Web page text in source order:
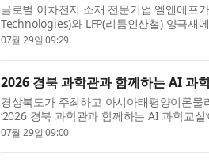
글로벌 이차전지 소재 전문기업 엘앤에프
Technologies)와 LFP(리튬인산철) 양극재
은 미국을 중심으로 배터리 소재의 원산지
07월 29일 09:29
2026 경북 과학관과 함께하는 AI 과
경상북도가 주최하고 아시아태평양이론물
‘2026 경북 과학관과 함께하는 AI 과학교
관에서, 8월 13일(목)부터 14일(금)까지 구
07월 29일 09:00